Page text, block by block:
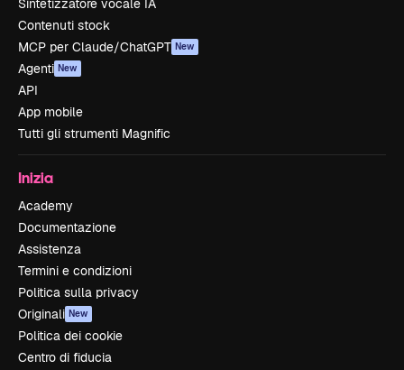
Sintetizzatore vocale IA
Contenuti stock
MCP per Claude/ChatGPT New
Agenti New
API
App mobile
Tutti gli strumenti Magnific
Inizia
Academy
Documentazione
Assistenza
Termini e condizioni
Politica sulla privacy
Originali New
Politica dei cookie
Centro di fiducia